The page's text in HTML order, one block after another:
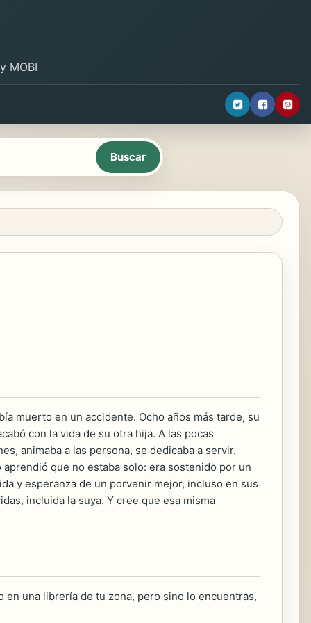
MOBI
muerto en un accidente. Ocho años más tarde, su
con la vida de su otra hija. A las pocas
animaba a las persona, se dedicaba a servir.
que no estaba solo: era sostenido por un
y esperanza de un porvenir mejor, incluso en sus
incluida la suya. Y cree que esa misma
una librería de tu zona, pero sino lo encuentras,